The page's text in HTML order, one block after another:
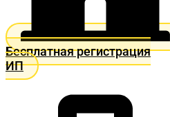
Бесплатная регистрация
ИП